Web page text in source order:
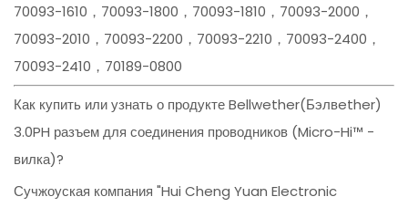
70093-1610，70093-1800，70093-1810，70093-2000，
70093-2010，70093-2200，70093-2210，70093-2400，
70093-2410，70189-0800
Как купить или узнать о продукте Bellwether(Бэлвether)
3.0PH разъем для соединения проводников (Micro-Hi™ -
вилка)?
Сучжоуская компания "Hui Cheng Yuan Electronic